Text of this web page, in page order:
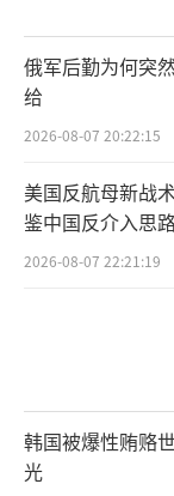
俄军后勤为何突
给
2026-08-07 20:22:15
美国反航母新战
鉴中国反介入思
2026-08-07 22:21:19
韩国被爆性贿赂
光